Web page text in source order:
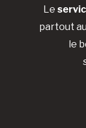
Le
partout
le